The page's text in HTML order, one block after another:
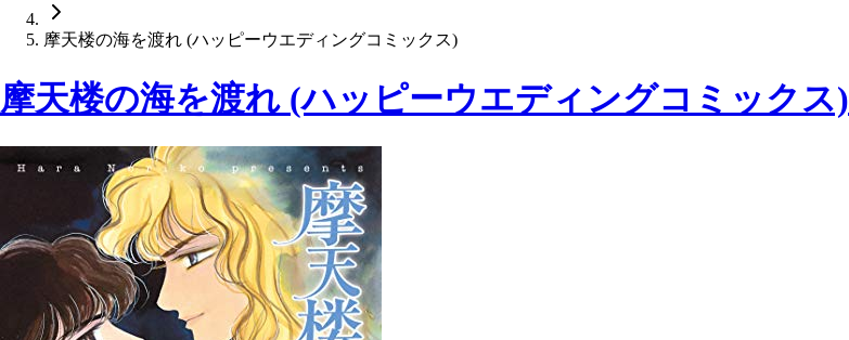
摩天楼の海を渡れ (ハッピーウエディングコミックス)
摩天楼の海を渡れ (ハッピーウエディングコミックス)